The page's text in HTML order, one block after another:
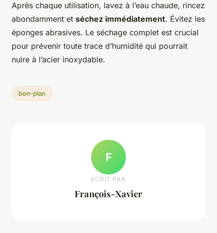
Après chaque utilisation, lavez à l’eau chaude, rincez
abondamment et séchez immédiatement. Évitez les
éponges abrasives. Le séchage complet est crucial
pour prévenir toute trace d’humidité qui pourrait
nuire à l’acier inoxydable.
bon-plan
F
ECRIT PAR
François-Xavier